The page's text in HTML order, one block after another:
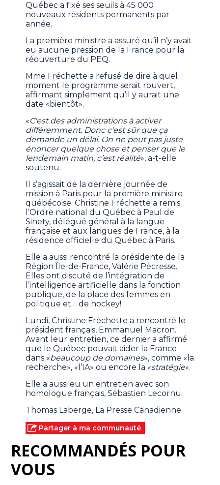
Québec a fixé ses seuils à 45 000
nouveaux résidents permanents par
année.
La première ministre a assuré qu’il n’y avait
eu aucune pression de la France pour la
réouverture du PEQ.
Mme Fréchette a refusé de dire à quel
moment le programme serait rouvert,
affirmant simplement qu’il y aurait une
date «bientôt».
«C'est des administrations à activer
différemment. Donc c'est sûr que ça
demande un délai. On ne peut pas juste
énoncer quelque chose et penser que le
lendemain matin, c’est réalité», a-t-elle
soutenu.
Il s’agissait de la dernière journée de
mission à Paris pour la première ministre
québécoise. Christine Fréchette a remis
l’Ordre national du Québec à Paul de
Sinety, délégué général à la langue
française et aux langues de France, à la
résidence officielle du Québec à Paris.
Elle a aussi rencontré la présidente de la
Région Île-de-France, Valérie Pécresse.
Elles ont discuté de l’intégration de
l’intelligence artificielle dans la fonction
publique, de la place des femmes en
politique et… de hockey!
Lundi, Christine Fréchette a rencontré le
président français, Emmanuel Macron.
Avant leur entretien, ce dernier a affirmé
que le Québec pouvait aider la France
dans «beaucoup de domaines», comme «la
recherche», «l’IA» ou encore la «stratégie».
Elle a aussi eu un entretien avec son
homologue français, Sébastien Lecornu.
Thomas Laberge, La Presse Canadienne
Partager à ma communauté
RECOMMANDÉS POUR
VOUS